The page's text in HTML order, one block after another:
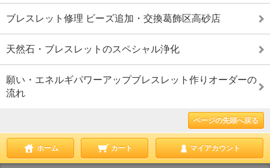
ブレスレット修理 ビーズ追加・交換葛飾区高砂店
天然石・ブレスレットのスペシャル浄化
願い・エネルギパワーアップブレスレット作りオーダーの
流れ
ページの先頭へ戻る
ホーム カート マイアカウント